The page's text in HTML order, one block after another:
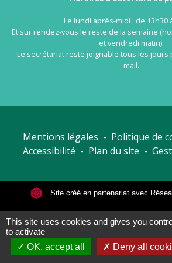
Le lundi après-midi : de 13h30
Et sur rendez-vous le reste de la semaine
et vendredi matin).
Le secrétariat reste joignable tous les
mail.
Mentions légales - Politique de
Accessibilité - Plan du site -
Site créé en partenariat avec
This site uses cookies and gives you
to activate
OK, accept all
Deny all